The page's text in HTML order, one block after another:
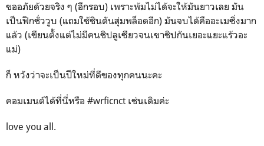
ขออภัยด้วยจริง ๆ (อีกรอบ) เพราะพ้มไม่ได้จะให้มันยาวเลย มัน
เป็นฟิกชั่ววูบ (แถมใช้ชินดันสุ่มพล็อตอีก) มันจบได้คืออะเมซิ่งมาก
แล้ว (เขียนตั้งแต่ไม่มีคนชิปลูเซียวจนเขาชิปกันเยอะแยะแร้วอะ
แม่)
ก็ หวังว่าจะเป็นปีใหม่ที่ดีของทุกคนนะคะ
คอมเมนต์ได้ที่นี่หรือ #wrficnct เช่นเดิมค่ะ
love you all.